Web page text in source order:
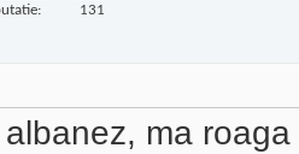
131
ma